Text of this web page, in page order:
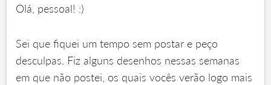
Olá, pessoal! :)
Sei que fiquei um tempo sem postar e peço
desculpas. Fiz alguns desenhos nessas semanas
em que não postei, os quais vocês verão logo mais